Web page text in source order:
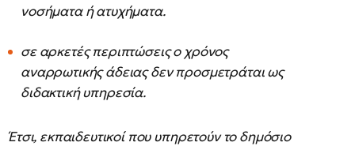
νοσήματα ή ατυχήματα.
σε αρκετές περιπτώσεις ο χρόνος
αναρρωτικής άδειας δεν προσμετράται ως
διδακτική υπηρεσία.
Έτσι, εκπαιδευτικοί που υπηρετούν το δημόσιο